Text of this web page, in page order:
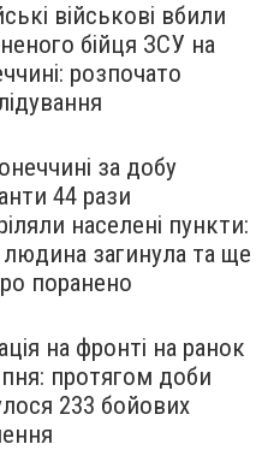
військові вбили
бійця ЗСУ на
розпочато
за добу
44 рази
населені пункти:
загинула та ще
поранено
на фронті на ранок
протягом доби
233 бойових